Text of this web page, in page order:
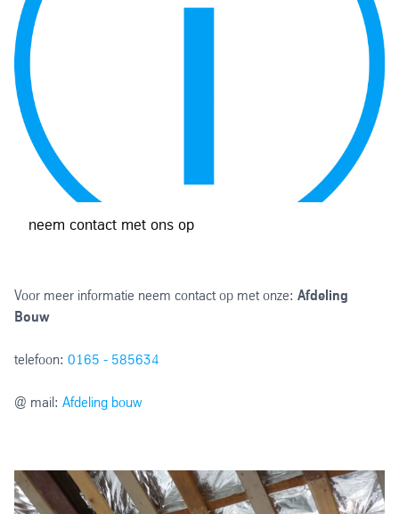
neem contact met ons op
Voor meer informatie neem contact op met onze: Afdeling
Bouw
telefoon: 0165 - 585634
@ mail: Afdeling bouw